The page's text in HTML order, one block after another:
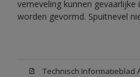
verneveling kunnen gevaarlijke
worden gevormd. Spuitnevel
Technisch Informatieblad